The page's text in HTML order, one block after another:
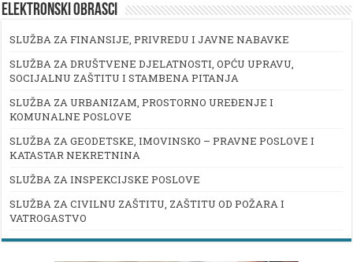
ELEKTRONSKI OBRASCI
SLUŽBA ZA FINANSIJE, PRIVREDU I JAVNE NABAVKE
SLUŽBA ZA DRUŠTVENE DJELATNOSTI, OPĆU UPRAVU,
SOCIJALNU ZAŠTITU I STAMBENA PITANJA
SLUŽBA ZA URBANIZAM, PROSTORNO UREĐENJE I
KOMUNALNE POSLOVE
SLUŽBA ZA GEODETSKE, IMOVINSKO – PRAVNE POSLOVE I
KATASTAR NEKRETNINA
SLUŽBA ZA INSPEKCIJSKE POSLOVE
SLUŽBA ZA CIVILNU ZAŠTITU, ZAŠTITU OD POŽARA I
VATROGASTVO